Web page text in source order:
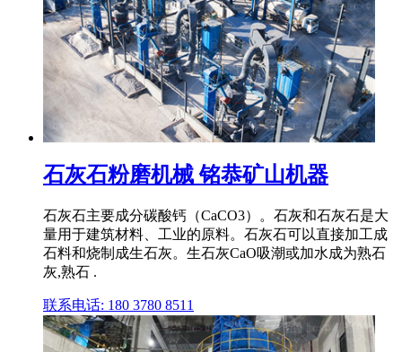
石灰石粉磨机械 铭恭矿山机器
石灰石主要成分碳酸钙（CaCO3）。石灰和石灰石是大
量用于建筑材料、工业的原料。石灰石可以直接加工成
石料和烧制成生石灰。生石灰CaO吸潮或加水成为熟石
灰,熟石 .
联系电话: 180 3780 8511